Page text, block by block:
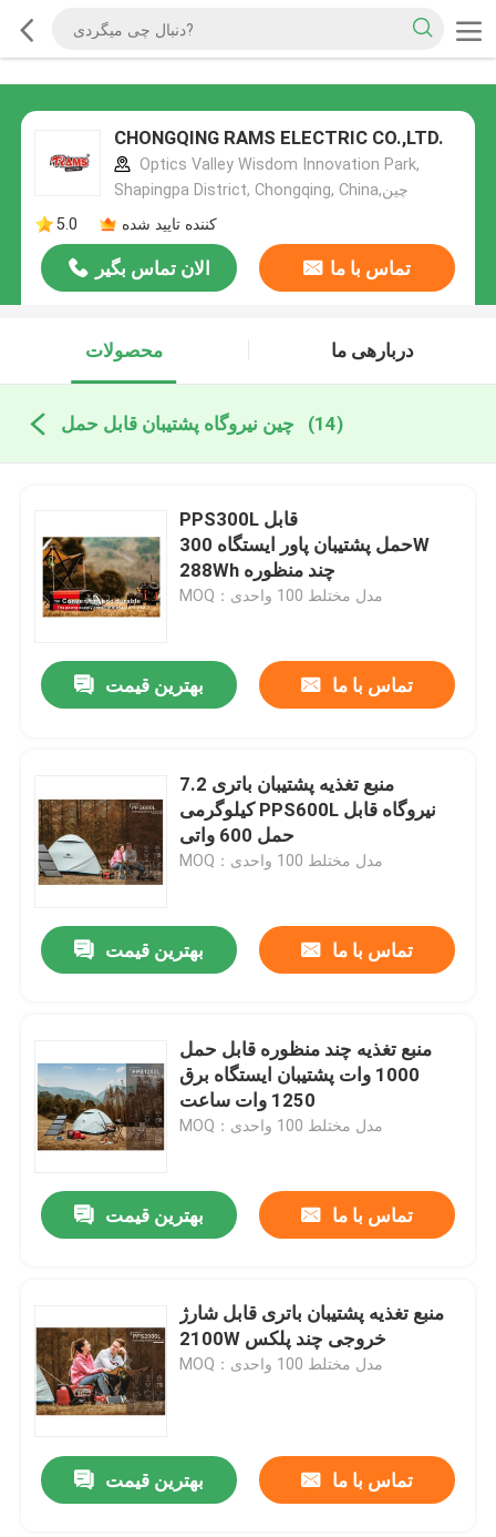
CHONGQING RAMS ELECTRIC CO.,LTD.
Optics Valley Wisdom Innovation Park,
Shapingpa District, Chongqing, China,چین
5.0
کننده تایید شده
الان تماس بگیر تماس با ما
محصولات دربارهی ما
چین نیروگاه پشتیبان قابل حمل (14)
PPS300L قابل
حمل پشتیبان پاور ایستگاه 300W
288Wh چند منظوره
MOQ：مدل مختلط 100 واحدی
بهترین قیمت تماس با ما
منبع تغذیه پشتیبان باتری 7.2
کیلوگرمی PPS600L نیروگاه قابل
حمل 600 واتی
MOQ：مدل مختلط 100 واحدی
بهترین قیمت تماس با ما
منبع تغذیه چند منظوره قابل حمل
1000 وات پشتیبان ایستگاه برق
1250 وات ساعت
MOQ：مدل مختلط 100 واحدی
بهترین قیمت تماس با ما
منبع تغذیه پشتیبان باتری قابل شارژ
2100W خروجی چند پلکس
MOQ：مدل مختلط 100 واحدی
بهترین قیمت تماس با ما